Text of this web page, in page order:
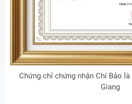
Chứng chỉ chứng nhận Chí Bảo
Giang